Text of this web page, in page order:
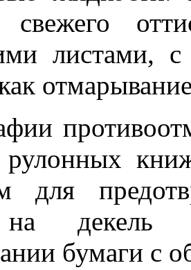
свежего
листами, с
рулонных
для
декель
бумаги с